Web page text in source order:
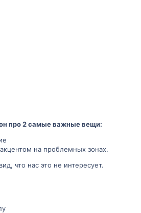
про 2 самые важные вещи:
на проблемных зонах.
что нас это не интересует.